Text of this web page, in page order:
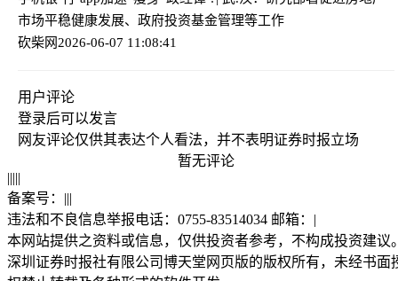
市场平稳健康发展、政府投资基金管理等工作
砍柴网2026-06-07 11:08:41
用户评论
登录后可以发言
网友评论仅供其表达个人看法，并不表明证券时报立场
暂无评论
|||||
备案号： |||
违法和不良信息举报电话：0755-83514034 邮箱： |
本网站提供之资料或信息，仅供投资者参考，不构成投资建议
深圳证券时报社有限公司博天堂网页版的版权所有，未经书面